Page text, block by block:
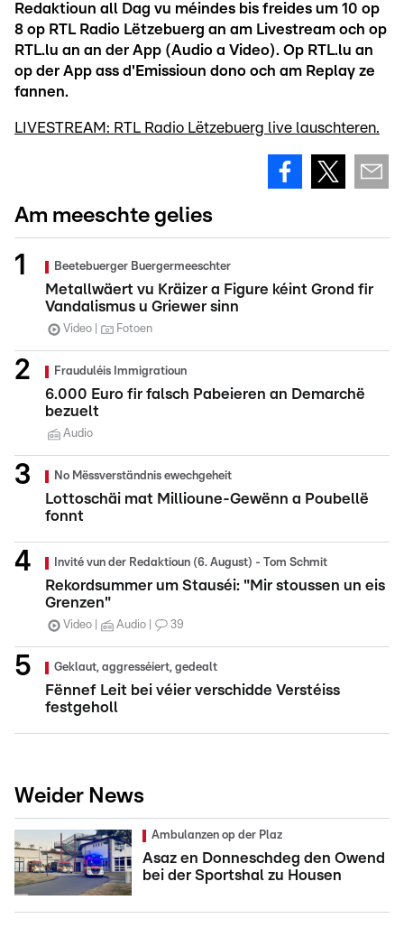
Redaktioun all Dag vu méindes bis freides um 10 op
8 op RTL Radio Lëtzebuerg an am Livestream och op
RTL.lu an an der App (Audio a Video). Op RTL.lu an
op der App ass d'Emissioun dono och am Replay ze
fannen.
LIVESTREAM: RTL Radio Lëtzebuerg live lauschteren.
Am meeschte gelies
Beetebuerger Buergermeeschter
Metallwäert vu Kräizer a Figure kéint Grond fir
Vandalismus u Griewer sinn
Video Fotoen
Frauduléis Immigratioun
6.000 Euro fir falsch Pabeieren an Demarchë
bezuelt
Audio
No Mëssverständnis ewechgeheit
Lottoschäi mat Millioune-Gewënn a Poubellë
fonnt
Invité vun der Redaktioun (6. August) - Tom Schmit
Rekordsummer um Stauséi: "Mir stoussen un eis
Grenzen"
Video Audio 39
Geklaut, aggresséiert, gedealt
Fënnef Leit bei véier verschidde Verstéiss
festgeholl
Weider News
Ambulanzen op der Plaz
Asaz en Donneschdeg den Owend
bei der Sportshal zu Housen